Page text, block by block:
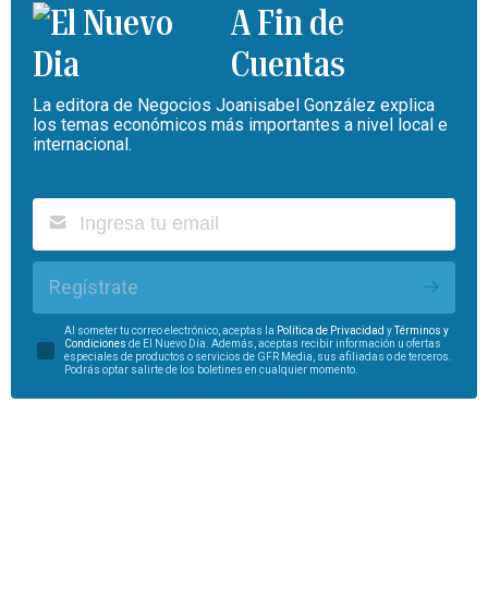
A Fin de
Cuentas
La editora de Negocios Joanisabel González explica
los temas económicos más importantes a nivel local e
internacional.
Regístrate
Al someter tu correo electrónico, aceptas la Política de Privacidad yTérminos y
Condiciones de El Nuevo Día. Además, aceptas recibir información u ofertas
especiales de productos o servicios de GFR Media, sus afiliadas o de terceros.
Podrás optar salirte de los boletines en cualquier momento.